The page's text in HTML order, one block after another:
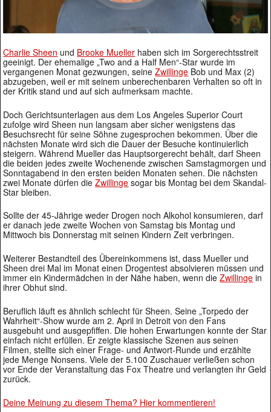
Charlie Sheen und Brooke Mueller haben sich im Sorgerechtsstreit
geeinigt. Der ehemalige „Two and a Half Men“-Star wurde im
vergangenen Monat gezwungen, seineZwillinge Bob und Max (2)
abzugeben, weil er mit seinem unberechenbaren Verhalten so oft in
der Kritik stand und auf sich aufmerksam machte.
Doch Gerichtsunterlagen aus dem Los Angeles Superior Court
zufolge wird Sheen nun langsam aber sicher wenigstens das
Besuchsrecht für seine Söhne zugesprochen bekommen. Über die
nächsten Monate wird sich die Dauer der Besuche kontinuierlich
steigern. Während Mueller das Hauptsorgerecht behält, darf Sheen
die beiden jedes zweite Wochenende zwischen Samstagmorgen und
Sonntagabend in den ersten beiden Monaten sehen. Die nächsten
zwei Monate dürfen dieZwillinge sogar bis Montag bei dem Skandal-
Star bleiben.
Sollte der 45-Jährige weder Drogen noch Alkohol konsumieren, darf
er danach jede zweite Wochen von Samstag bis Montag und
Mittwoch bis Donnerstag mit seinen Kindern Zeit verbringen.
Weiterer Bestandteil des Übereinkommens ist, dass Mueller und
Sheen drei Mal im Monat einen Drogentest absolvieren müssen und
immer ein Kindermädchen in der Nähe haben, wenn dieZwillinge in
ihrer Obhut sind.
Beruflich läuft es ähnlich schlecht für Sheen. Seine „Torpedo der
Wahrheit“-Show wurde am 2. April in Detroit von den Fans
ausgebuht und ausgepfiffen. Die hohen Erwartungen konnte der Star
einfach nicht erfüllen. Er zeigte klassische Szenen aus seinen
Filmen, stellte sich einer Frage- und Antwort-Runde und erzählte
jede Menge Nonsens. Viele der 5.100 Zuschauer verließen schon
vor Ende der Veranstaltung das Fox Theatre und verlangten ihr Geld
zurück.
Deine Meinung zu diesem Thema? Hier kommentieren!